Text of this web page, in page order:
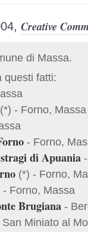
Creative
di Massa.
questi fatti:
(*) - Forno, Massa
- Forno,
di Apuania
(*) - Forno,
- Forno, Massa
Brugiana -
San Miniato al